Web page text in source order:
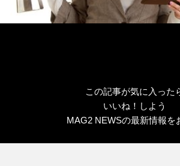
この記事が気に入った
いいね！しよう
MAG2 NEWSの最新情報を